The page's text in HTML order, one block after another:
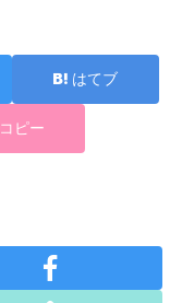
はてブ
コピー